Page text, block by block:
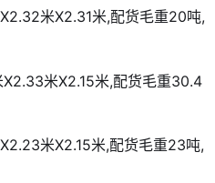
米X2.31米,配货毛重20吨,
米X2.15米,配货毛重30.4
米X2.15米,配货毛重23吨,